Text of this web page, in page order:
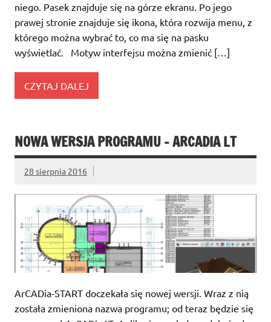
niego. Pasek znajduje się na górze ekranu. Po jego
prawej stronie znajduje się ikona, która rozwija menu, z
którego można wybrać to, co ma się na pasku
wyświetlać. Motyw interfejsu można zmienić […]
CZYTAJ DALEJ
NOWA WERSJA PROGRAMU – ARCADIA LT
28 sierpnia 2016
ArCADia-START doczekała się nowej wersji. Wraz z nią
została zmieniona nazwa programu; od teraz będzie się